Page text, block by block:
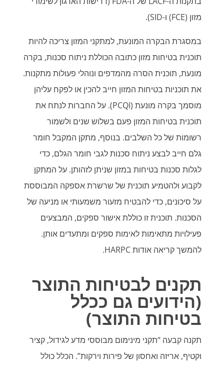
מזון (FCE) ו-SID).
במסגרת הבקרה המונעת, למתקני המזון צריכה להיות
תוכנית בטיחות מזון כתובה הכוללת ניתוח סכנות, בקרה
מונעת, תוכנית הסרה מהמדפים ונוהלי פעולות מתקנות.
את תוכניות בטיחות המזון חייב להכין או לפקח עליהן
מוסמך בקרה מונעת (PCQI). על החברות לנתח את
תוכנית בטיחות המזון פעם בשלוש שנים ולשמור
רשומות של כל השלבים. בנוסף, מתקן המקבל חומר
גלם חייב לבצע ניתוח סכנות לגבי חומר הגלם, כדי
לגלות סכנות בטיחות במזון שניתן לזהותן. על המתקן
לקבוע ולהטמיע תוכנית של שרשרת אספקה המבוססת
על סיכונים, כדי להבטיח מזעור משמעותי או מניעה של
הסכנות. תוכנית זו כוללת אישור ספקים, המבצעים
פעילויות מתאימות לאימות ספקים ומתעדים אותן.
להמשך קריאה אודות HARPC.
תקנים לבטיחות התוצר
(הידועים גם ככלל
בטיחות התוצר)
תקנה קבעה “תקני מינימום מבוססי מדע לגידול, קציר
וקטיף, אריזה ואחסון של פירות וירקות”. הכלל כולל